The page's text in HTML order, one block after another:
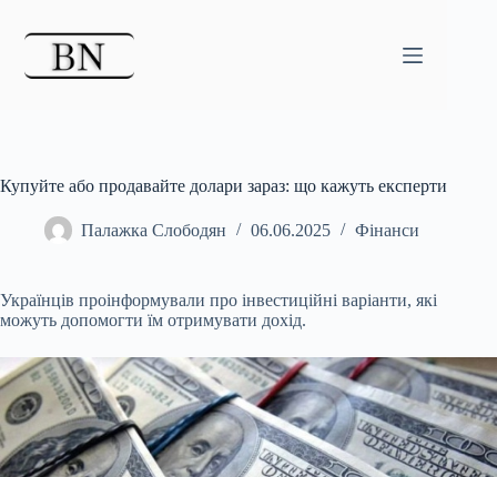
Купуйте або продавайте долари зараз: що кажуть експерти
Палажка Слободян 06.06.2025 Фінанси
Українців проінформували про інвестиційні варіанти, які
можуть допомогти їм отримувати дохід.